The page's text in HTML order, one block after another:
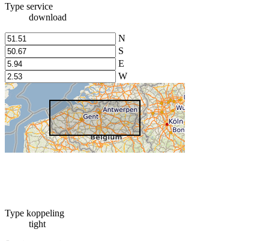
Type service
download
N
S
E
W
Type koppeling
tight